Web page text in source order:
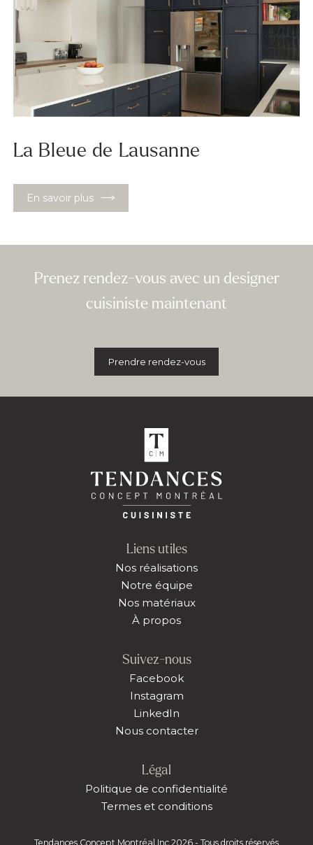
La Bleue de Lausanne
En savoir plus
Prenez rendez-vous avec un designer
cuisiniste maintenant
Prendre rendez-vous
Liens utiles
Nos réalisations
Notre équipe
Nos matériaux
À propos
Suivez-nous
Facebook
Instagram
LinkedIn
Nous contacter
Légal
Politique de confidentialité
Termes et conditions
Tendances Concept Montréal Inc 2026 - Tous droits réservés